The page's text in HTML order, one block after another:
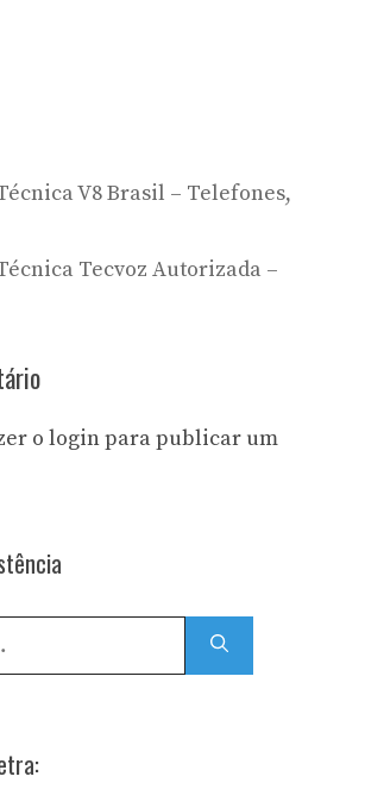
V8 Brasil – Telefones,
Tecvoz Autorizada –
o loginpara publicar um